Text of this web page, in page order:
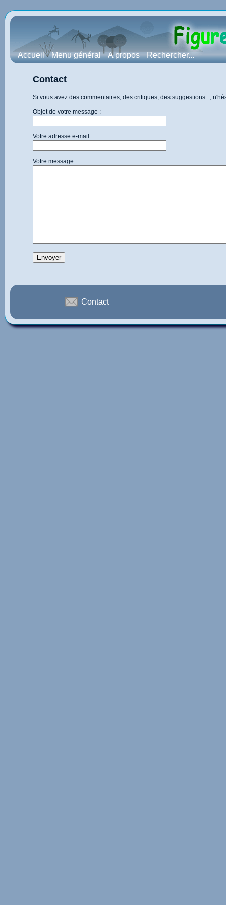
Accueil Menu général A propos Rechercher...
Contact
Si vous avez des commentaires, des critiques, des suggestions...,
Objet de votre message :
Votre adresse e-mail
Votre message
Contact